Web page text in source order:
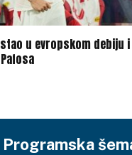
u evropskom debiju
Programska